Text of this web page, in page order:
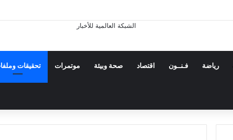
رياضة فـنــون اقتصاد صحة وبيئة موتمرات تحقيقات